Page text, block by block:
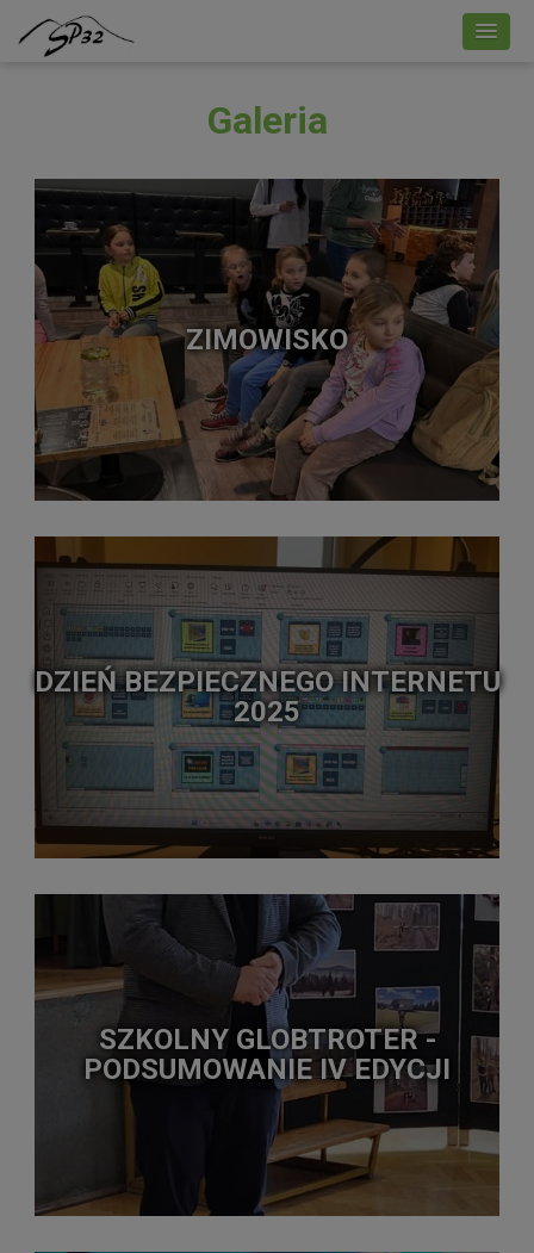
Galeria
ZIMOWISKO
DZIEŃ BEZPIECZNEGO INTERNETU
2025
SZKOLNY GLOBTROTER -
PODSUMOWANIE IV EDYCJI